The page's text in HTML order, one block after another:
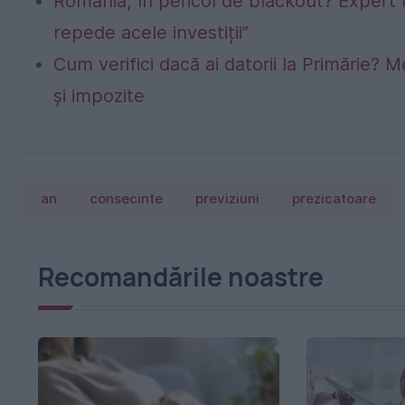
repede acele investiții”
Cum verifici dacă ai datorii la Primărie?
și impozite
an consecinte previziuni prezicatoare
Recomandările noastre